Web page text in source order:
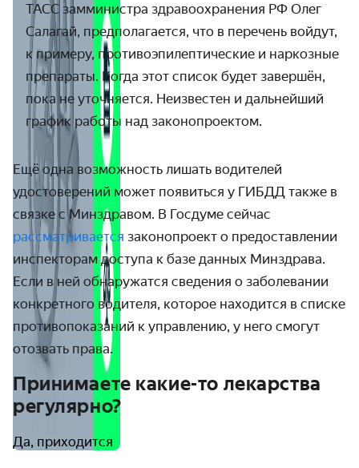
ТАСС замминистра здравоохранения РФ Олег
Салагай, предполагается, что в перечень войдут,
к примеру, противоэпилептические и наркозные
препараты. Когда этот список будет завершён,
пока не уточняется. Неизвестен и дальнейший
график работы над законопроектом.
Ещё одна возможность лишать водителей
удостоверений может появиться у ГИБДД также в
связке с Минздравом. В Госдуме сейчас
рассматривается законопроект о предоставлении
инспекторам доступа к базе данных Минздрава.
Если в ней обнаружатся сведения о заболевании
конкретного водителя, которое находится в списке
противопоказаний к управлению, у него смогут
отозвать права.
Принимаете какие-то лекарства
регулярно?
Да, приходится